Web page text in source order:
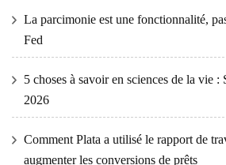
La parcimonie est une fonctionnalité,
Fed
5 choses à savoir en sciences de la vie
2026
Comment Plata a utilisé le rapport de
augmenter les conversions de prêts